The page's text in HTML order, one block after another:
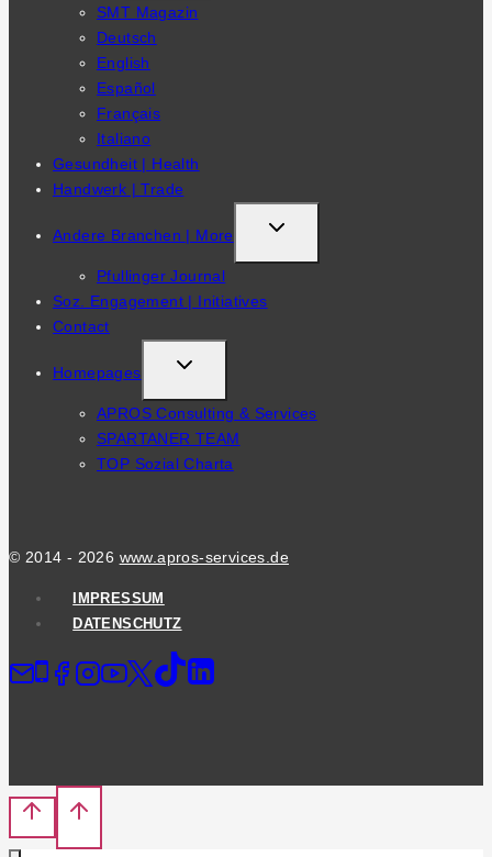
MENU
SMT Magazin
Deutsch
English
Español
Français
Italiano
Gesundheit | Health
Handwerk | Trade
Andere Branchen | More
TOGGLE
CHILD
Pfullinger Journal
Soz. Engagement | Initiatives
Contact
Homepages
TOGGLE
CHILD
APROS Consulting & Services
SPARTANER TEAM
TOP Sozial Charta
© 2014 - 2026 www.apros-services.de
IMPRESSUM
DATENSCHUTZ